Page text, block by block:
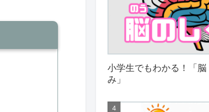
小学生でもわかる！「脳
み」